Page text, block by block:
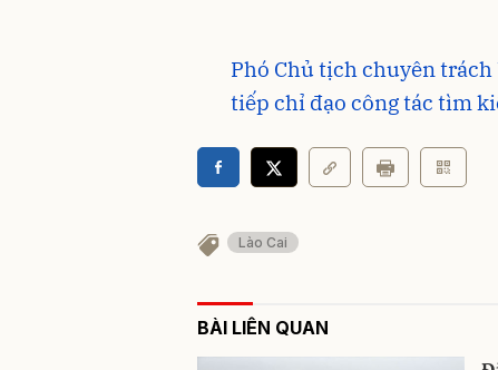
Phó Chủ tịch chuyên
tiếp chỉ đạo công tác tìm
Lào Cai
BÀI LIÊN QUAN